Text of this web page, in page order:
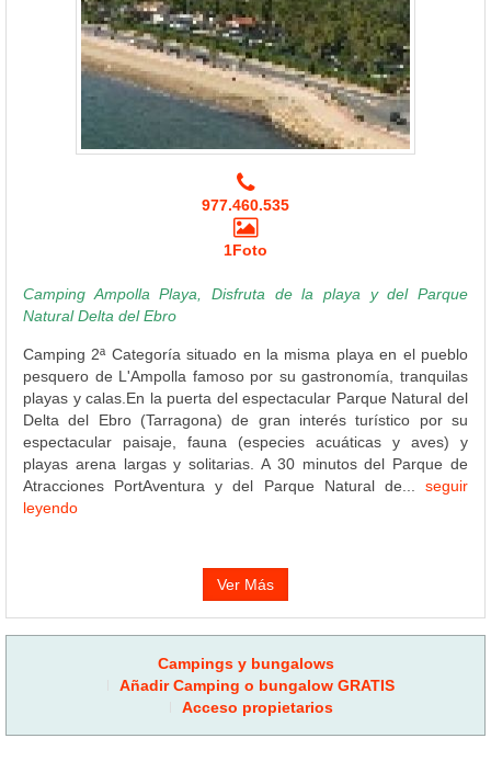
977.460.535
1Foto
Camping Ampolla Playa, Disfruta de la playa y del Parque
Natural Delta del Ebro
Camping 2ª Categoría situado en la misma playa en el pueblo
pesquero de L'Ampolla famoso por su gastronomía, tranquilas
playas y calas.En la puerta del espectacular Parque Natural del
Delta del Ebro (Tarragona) de gran interés turístico por su
espectacular paisaje, fauna (especies acuáticas y aves) y
playas arena largas y solitarias. A 30 minutos del Parque de
Atracciones PortAventura y del Parque Natural de... seguir
leyendo
Ver Más
Campings y bungalows
Añadir Camping o bungalow GRATIS
Acceso propietarios